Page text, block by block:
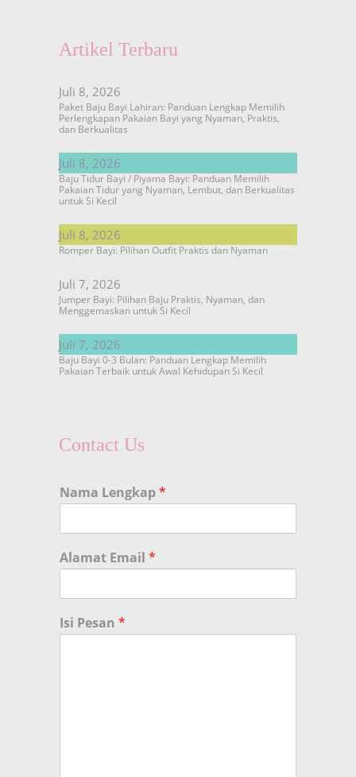
Artikel Terbaru
Juli 8, 2026
Paket Baju Bayi Lahiran: Panduan Lengkap Memilih
Perlengkapan Pakaian Bayi yang Nyaman, Praktis,
dan Berkualitas
Juli 8, 2026
Baju Tidur Bayi / Piyama Bayi: Panduan Memilih
Pakaian Tidur yang Nyaman, Lembut, dan Berkualitas
untuk Si Kecil
Juli 8, 2026
Romper Bayi: Pilihan Outfit Praktis dan Nyaman
Juli 7, 2026
Jumper Bayi: Pilihan Baju Praktis, Nyaman, dan
Menggemaskan untuk Si Kecil
Juli 7, 2026
Baju Bayi 0-3 Bulan: Panduan Lengkap Memilih
Pakaian Terbaik untuk Awal Kehidupan Si Kecil
Contact Us
Nama Lengkap*
Alamat Email *
Isi Pesan *